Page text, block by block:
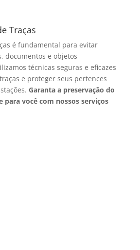
Traças
é fundamental para evitar
documentos e objetos
técnicas seguras e eficazes
e proteger seus pertences
Garanta a preservação do
para você com nossos serviços